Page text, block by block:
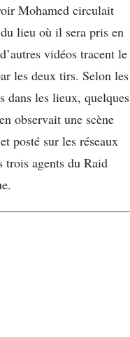
Mohamed circulait
lieu où il sera pris en
vidéos tracent le
les deux tirs. Selon les
dans les lieux, quelques
observait une scène
posté sur les réseaux
trois agents du Raid